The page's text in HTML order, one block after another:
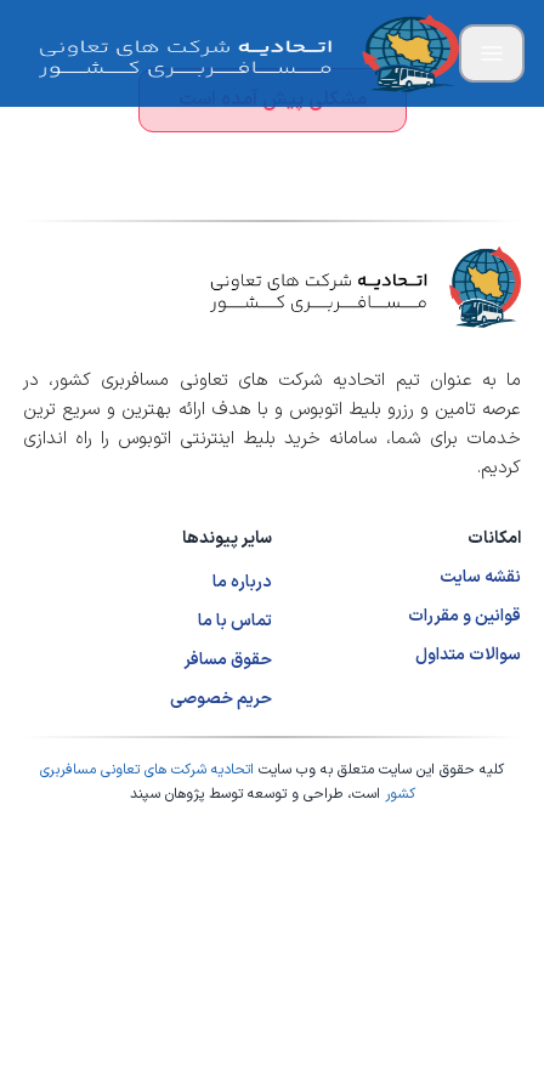
مشکلی پیش آمده است
ما به عنوان تیم اتحادیه شرکت های تعاونی مسافربری کشور، در
عرصه تامین و رزرو بلیط اتوبوس و با هدف ارائه بهترین و سریع ترین
خدمات برای شما، سامانه خرید بلیط اینترنتی اتوبوس را راه اندازی
کردیم.
امکانات
نقشه سایت
قوانین و مقررات
سوالات متداول
سایر پیوندها
درباره ما
تماس با ما
حقوق مسافر
حریم خصوصی
کلیه حقوق این سایت متعلق به وب سایت اتحادیه شرکت های تعاونی مسافربری
کشور است، طراحی و توسعه توسطپژوهان سپند